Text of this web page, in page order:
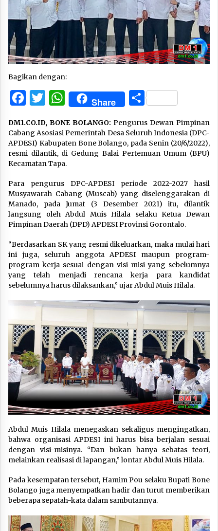
Bagikan dengan:
Facebook
Twitter
WhatsApp
Share Share
DM1.CO.ID, BONE BOLANGO: Pengurus Dewan Pimpinan
Cabang Asosiasi Pemerintah Desa Seluruh Indonesia (DPC-
APDESI) Kabupaten Bone Bolango, pada Senin (20/6/2022),
resmi dilantik, di Gedung Balai Pertemuan Umum (BPU)
Kecamatan Tapa.
Para pengurus DPC-APDESI periode 2022-2027 hasil
Musyawarah Cabang (Muscab) yang diselenggarakan di
Manado, pada Jumat (3 Desember 2021) itu, dilantik
langsung oleh Abdul Muis Hilala selaku Ketua Dewan
Pimpinan Daerah (DPD) APDESI Provinsi Gorontalo.
“Berdasarkan SK yang resmi dikeluarkan, maka mulai hari
ini juga, seluruh anggota APDESI maupun program-
program kerja sesuai dengan visi-misi yang sebelumnya
yang telah menjadi rencana kerja para kandidat
sebelumnya harus dilaksankan,” ujar Abdul Muis Hilala.
Abdul Muis Hilala menegaskan sekaligus mengingatkan,
bahwa organisasi APDESI ini harus bisa berjalan sesuai
dengan visi-misinya. “Dan bukan hanya sebatas teori,
melainkan realisasi di lapangan,” lontar Abdul Muis Hilala.
Pada kesempatan tersebut, Hamim Pou selaku Bupati Bone
Bolango juga menyempatkan hadir dan turut memberikan
beberapa sepatah-kata dalam sambutannya.